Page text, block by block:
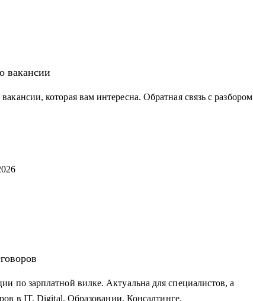
собеседования по вакансии
которая вам интересна. Обратная связь с разбором
по зарплатной вилке. Актуальна для специалистов, а
в IT, Digital, Образовании, Консалтинге.